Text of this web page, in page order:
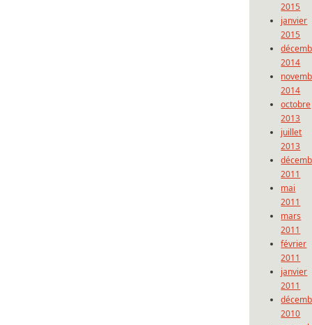
2015
janvier
2015
2014
2014
octobre
2013
juillet
2013
2011
mai
2011
mars
2011
février
2011
janvier
2011
2010